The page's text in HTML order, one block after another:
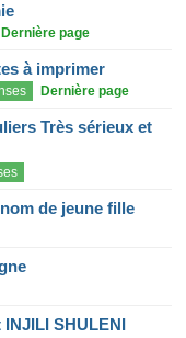
Dernière page
à imprimer
Dernière page
Très sérieux et
de jeune fille
SHULENI